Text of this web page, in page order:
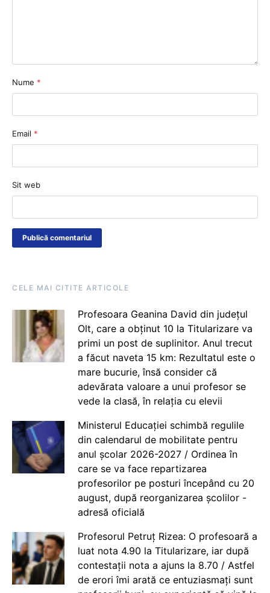
Nume *
Email *
Sit web
CELE MAI CITITE ARTICOLE
Profesoara Geanina David din județul
Olt, care a obținut 10 la Titularizare va
primi un post de suplinitor. Anul trecut
a făcut naveta 15 km: Rezultatul este o
mare bucurie, însă consider că
adevărata valoare a unui profesor se
vede la clasă, în relația cu elevii
Ministerul Educației schimbă regulile
din calendarul de mobilitate pentru
anul școlar 2026-2027 / Ordinea în
care se va face repartizarea
profesorilor pe posturi începând cu 20
august, după reorganizarea școlilor -
adresă oficială
Profesorul Petruț Rizea: O profesoară a
luat nota 4.90 la Titularizare, iar după
contestații nota a ajuns la 8.70 / Astfel
de erori îmi arată ce entuziasmați sunt